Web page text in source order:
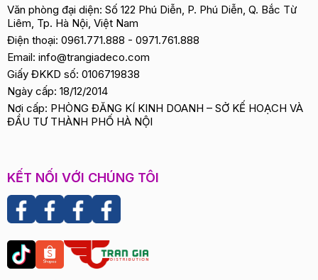
Văn phòng đại diện: Số 122 Phú Diễn, P. Phú Diễn, Q. Bắc Từ
Liêm, Tp. Hà Nội, Việt Nam
Điện thoại: 0961.771.888 - 0971.761.888
Email: info@trangiadeco.com
Giấy ĐKKD số: 0106719838
Ngày cấp: 18/12/2014
Nơi cấp: PHÒNG ĐĂNG KÍ KINH DOANH – SỞ KẾ HOẠCH VÀ
ĐẦU TƯ THÀNH PHỐ HÀ NỘI
KẾT NỐI VỚI CHÚNG TÔI